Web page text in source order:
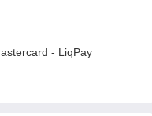
- LiqPay